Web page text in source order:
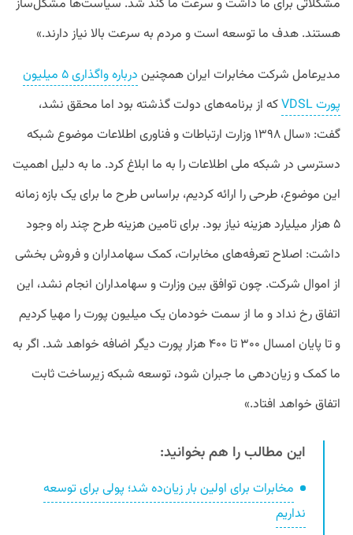
مشکلاتی برای ما داشت و سرعت ما کند شد. سیاست‌ها مشکل‌ساز
هستند. هدف ما توسعه است و مردم به سرعت بالا نیاز دارند.»
مدیرعامل شرکت مخابرات ایران همچنین
درباره واگذاری ۵ میلیون
پورت VDSL‌
که از برنامه‌های دولت گذشته بود اما محقق نشد،
گفت: «سال ۱۳۹۸ وزارت ارتباطات و فناوری اطلاعات موضوع شبکه
دسترسی در شبکه ملی اطلاعات را به ما ابلاغ کرد. ما به دلیل اهمیت
این موضوع، طرحی را ارائه کردیم، براساس طرح ما برای یک بازه زمانه
۵ هزار میلیارد هزینه نیاز بود. برای تامین هزینه طرح چند راه وجود
داشت: اصلاح تعرفه‌های مخابرات، کمک سهامداران و فروش بخشی
از اموال شرکت. چون توافق بین وزارت و سهامداران انجام نشد، این
اتفاق رخ نداد و ما از سمت خودمان یک میلیون پورت را مهیا کردیم
و تا پایان امسال ۳۰۰ تا ۴۰۰ هزار پورت دیگر اضافه خواهد شد. اگر به
ما کمک و زیان‌دهی ما جبران شود، توسعه شبکه زیرساخت ثابت
اتفاق خواهد افتاد.»
این مطالب را هم بخوانید:
مخابرات برای اولین بار زیان‌ده شد؛ پولی برای توسعه
نداریم